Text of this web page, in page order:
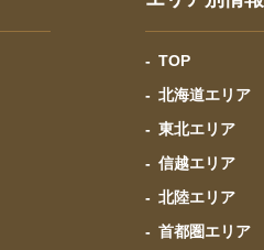
TOP
北海道エリア
東北エリア
信越エリア
北陸エリア
首都圏エリア